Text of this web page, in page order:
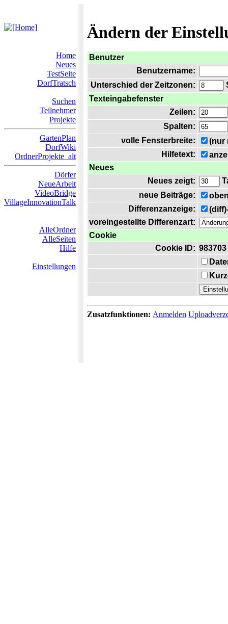
Ändern der
Home
Neues
TestSeite
DorfTratsch
Suchen
Teilnehmer
Projekte
GartenPlan
DorfWiki
OrdnerProjekte_alt
Dörfer
NeueArbeit
VideoBridge
VillageInnovationTalk
AlleOrdner
AlleSeiten
Hilfe
Einstellungen
Benutzer
Benutzername:
Unterschied der Zeitzonen:
Texteingabefenster
Zeilen:
Spalten:
volle Fensterbreite:
(nur
Hilfetext:
Neues
Neues zeigt:
neue Beiträge:
Differenzanzeige:
voreingestellte Differenzart:
Cookie
Cookie ID: 983703
Zusatzfunktionen: Anmelden